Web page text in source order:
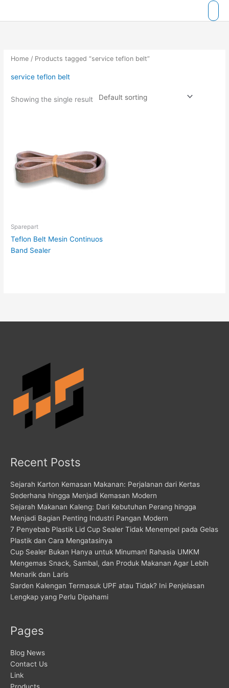
Home / Products tagged “service teflon belt”
service teflon belt
Showing the single result
Sparepart
Teflon Belt Mesin Continuos
Band Sealer
Recent Posts
Sejarah Karton Kemasan Makanan: Perjalanan dari Kertas
Sederhana hingga Menjadi Kemasan Modern
Sejarah Makanan Kaleng: Dari Kebutuhan Perang hingga
Menjadi Bagian Penting Industri Pangan Modern
7 Penyebab Plastik Lid Cup Sealer Tidak Menempel pada Gelas
Plastik dan Cara Mengatasinya
Cup Sealer Bukan Hanya untuk Minuman! Rahasia UMKM
Mengemas Snack, Sambal, dan Produk Makanan Agar Lebih
Menarik dan Laris
Sarden Kalengan Termasuk UPF atau Tidak? Ini Penjelasan
Lengkap yang Perlu Dipahami
Pages
Blog News
Contact Us
Link
Products